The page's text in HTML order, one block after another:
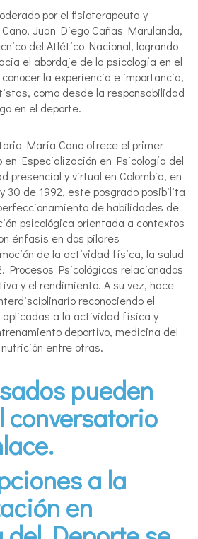
por el fisioterapeuta y
Juan Diego Cañas Marulanda,
del Atlético Nacional, logrando
el abordaje de la psicología en el
la experiencia e importancia,
como desde la responsabilidad
en el deporte.
María Cano ofrece el primer
en Especialización en Psicología del
presencial y virtual en Colombia, en
30 de 1992, este posgrado posibilita
de habilidades de
psicológica orientada a contextos
énfasis en dos pilares
de la actividad física, la salud
Procesos Psicológicos relacionados
y el rendimiento. A su vez, hace
reconociendo el
a la actividad física y
deportivo, medicina del
entre otras.
pueden
conversatorio
a la
en